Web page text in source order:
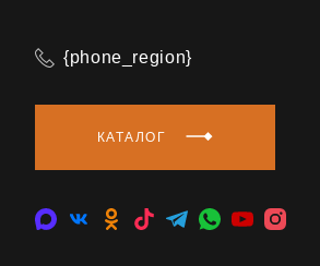
{phone_region}
КАТАЛОГ